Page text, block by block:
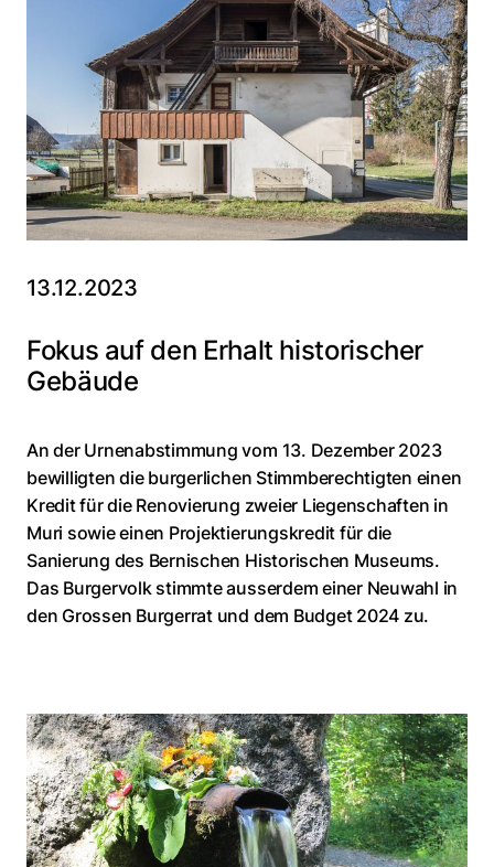
13.12.2023
Fokus auf den Erhalt historischer
Gebäude
An der Urnenabstimmung vom 13. Dezember 2023
bewilligten die burgerlichen Stimmberechtigten einen
Kredit für die Renovierung zweier Liegenschaften in
Muri sowie einen Projektierungskredit für die
Sanierung des Bernischen Historischen Museums.
Das Burgervolk stimmte ausserdem einer Neuwahl in
den Grossen Burgerrat und dem Budget 2024 zu.